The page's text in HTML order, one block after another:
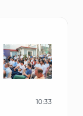
10:33